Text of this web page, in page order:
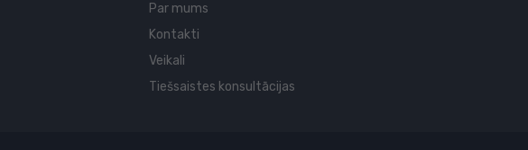
Par mums
Kontakti
Veikali
Tiešsaistes konsultācijas